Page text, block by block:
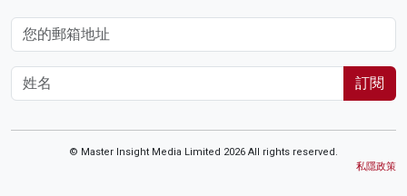
訂閱
© Master Insight Media Limited 2026 All rights reserved.
私隱政策